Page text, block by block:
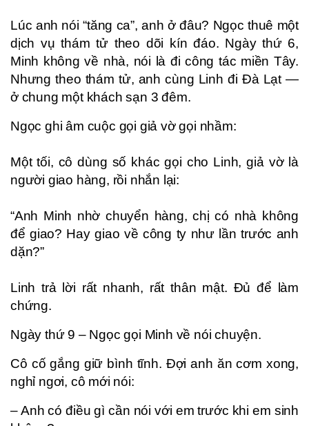
Lúc anh nói “tăng ca”, anh ở đâu? Ngọc thuê một
dịch vụ thám tử theo dõi kín đáo. Ngày thứ 6,
Minh không về nhà, nói là đi công tác miền Tây.
Nhưng theo thám tử, anh cùng Linh đi Đà Lạt —
ở chung một khách sạn 3 đêm.
Ngọc ghi âm cuộc gọi giả vờ gọi nhầm:
Một tối, cô dùng số khác gọi cho Linh, giả vờ là
người giao hàng, rồi nhắn lại:
“Anh Minh nhờ chuyển hàng, chị có nhà không
để giao? Hay giao về công ty như lần trước anh
dặn?”
Linh trả lời rất nhanh, rất thân mật. Đủ để làm
chứng.
Ngày thứ 9 – Ngọc gọi Minh về nói chuyện.
Cô cố gắng giữ bình tĩnh. Đợi anh ăn cơm xong,
nghỉ ngơi, cô mới nói:
– Anh có điều gì cần nói với em trước khi em sinh